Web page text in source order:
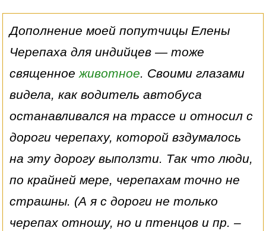
Дополнение моей попутчицы Елены
Черепаха для индийцев — тоже
священноеживотное. Своими глазами
видела, как водитель автобуса
останавливался на трассе и относил с
дороги черепаху, которой вздумалось
на эту дорогу выползти. Так что люди,
по крайней мере, черепахам точно не
страшны. (А я с дороги не только
черепах отношу, но и птенцов и пр. –